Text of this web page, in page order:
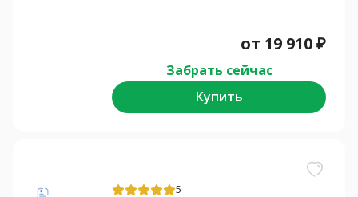
от 19 910₽
Забрать сейчас
Купить
5